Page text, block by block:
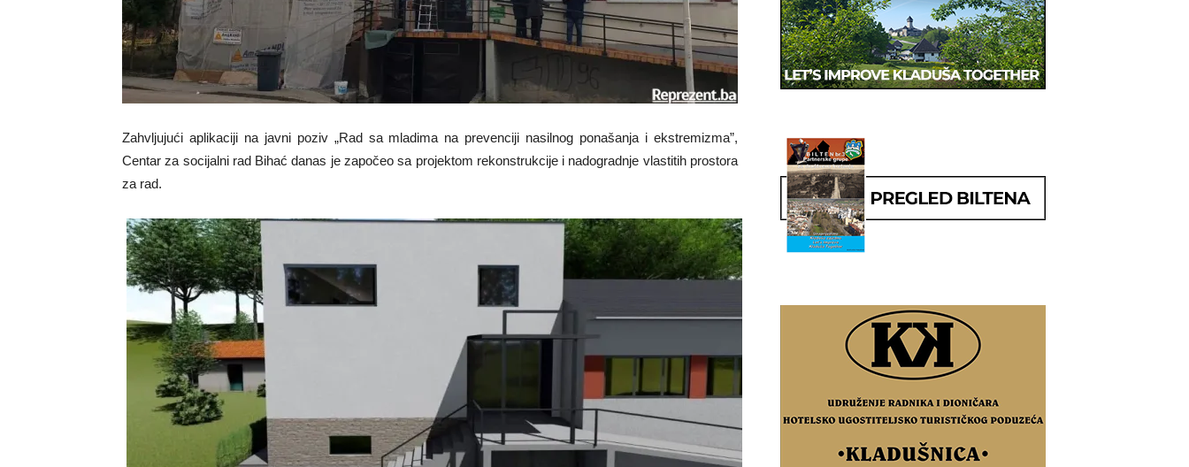
Zahvljujući aplikaciji na javni poziv „Rad sa mladima na prevenciji nasilnog ponašanja i ekstremizma”,
Centar za socijalni rad Bihać danas je započeo sa projektom rekonstrukcije i nadogradnje vlastitih prostora
za rad.